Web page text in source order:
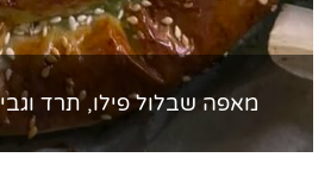
מאפה שבלול פילו, תרד וגבינות